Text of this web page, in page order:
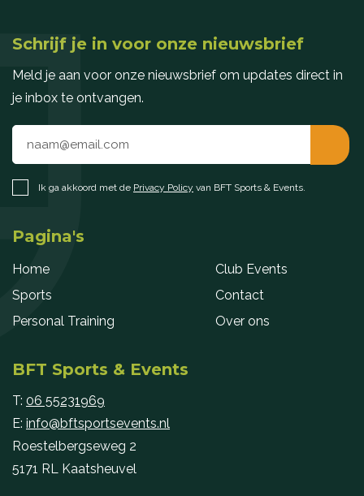
Schrijf je in voor onze nieuwsbrief
Meld je aan voor onze nieuwsbrief om updates direct in
je inbox te ontvangen.
Ik ga akkoord met de Privacy Policy van BFT Sports & Events.
Pagina's
Home
Sports
Personal Training
Club Events
Contact
Over ons
BFT Sports & Events
T: 06 55231969
E: info@bftsportsevents.nl
Roestelbergseweg 2
5171 RL Kaatsheuvel